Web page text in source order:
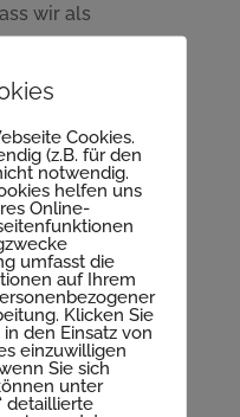
wir als
tiefergehende
zuvor.
befreien und
innerer
wir in erster Linie
alle, die nach uns
Weg aus dem
dich auf
Cookies.
(z.B. für den
notwendig.
helfen uns
Online-
umfasst die
auf Ihrem
Klicken Sie
den Einsatz von
einzuwilligen
Sie sich
unter
detaillierte